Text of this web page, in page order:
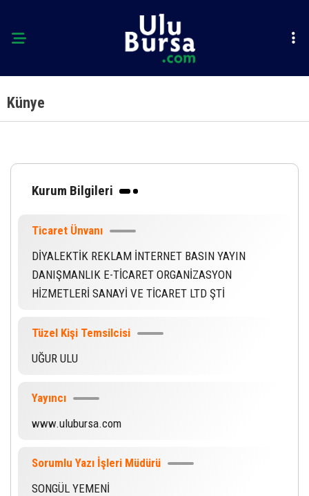
Künye
Kurum Bilgileri
Ticaret Ünvanı
DİYALEKTİK REKLAM İNTERNET BASIN YAYIN
DANIŞMANLIK E-TİCARET ORGANİZASYON
HİZMETLERİ SANAYİ VE TİCARET LTD ŞTİ
Tüzel Kişi Temsilcisi
UĞUR ULU
Yayıncı
www.ulubursa.com
Sorumlu Yazı İşleri Müdürü
SONGÜL YEMENİ